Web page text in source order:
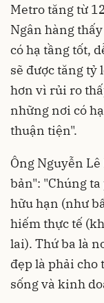
Metro tăng từ
Ngân hàng
có hạ tầng tốt,
sẽ được tăng tỷ
hơn vì rủi ro
những nơi có
thuận tiện".
Ông Nguyễn
bản": "Chúng
hữu hạn (như
hiếm thực tế
lai). Thứ ba là
đẹp là phải cho
sống và kinh